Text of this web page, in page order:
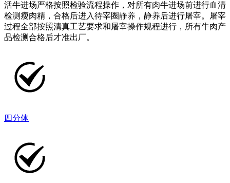
活牛进场严格按照检验流程操作，对所有肉牛进场前进行血清
检测瘦肉精，合格后进入待宰圈静养，静养后进行屠宰。屠宰
过程全部按照清真工艺要求和屠宰操作规程进行，所有牛肉产
品检测合格后才准出厂。
四分体